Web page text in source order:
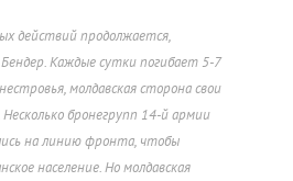
действий продолжается,
Каждые сутки погибает 5-7
молдавская сторона свои
бронегрупп 14-й армии
на линию фронта, чтобы
население. Но молдавская